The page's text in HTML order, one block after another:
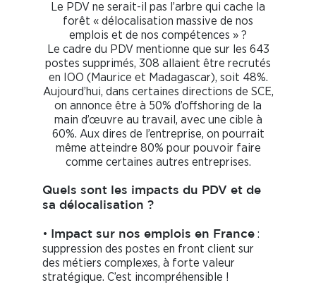
Le PDV ne serait-il pas l’arbre qui cache la
forêt « délocalisation massive de nos
emplois et de nos compétences » ?
Le cadre du PDV mentionne que sur les 643
postes supprimés, 308 allaient être recrutés
en IOO (Maurice et Madagascar), soit 48%.
Aujourd’hui, dans certaines directions de SCE,
on annonce être à 50% d’offshoring de la
main d’œuvre au travail, avec une cible à
60%. Aux dires de l’entreprise, on pourrait
même atteindre 80% pour pouvoir faire
comme certaines autres entreprises.
Quels sont les impacts du PDV et de
sa délocalisation ?
• Impact sur nos emplois en France :
suppression des postes en front client sur
des métiers complexes, à forte valeur
stratégique. C’est incompréhensible !